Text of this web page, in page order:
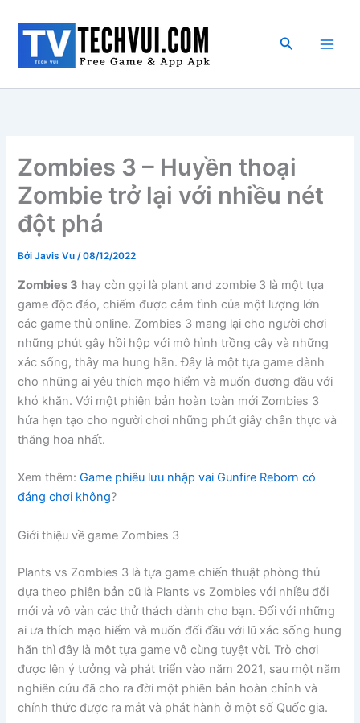
dung
Tìm
Zombies 3 – Huyền thoại
Zombie trở lại với nhiều nét
đột phá
BởiJavis Vu/08/12/2022
Zombies 3 hay còn gọi là plant and zombie 3 là một tựa
game độc đáo, chiếm được cảm tình của một lượng lớn
các game thủ online. Zombies 3 mang lại cho người chơi
những phút gây hồi hộp với mô hình trồng cây và những
xác sống, thây ma hung hãn. Đây là một tựa game dành
cho những ai yêu thích mạo hiểm và muốn đương đầu với
khó khăn. Với một phiên bản hoàn toàn mới Zombies 3
hứa hẹn tạo cho người chơi những phút giây chân thực và
thăng hoa nhất.
Xem thêm:Game phiêu lưu nhập vai Gunfire Reborn có
đáng chơi không?
Giới thiệu về game Zombies 3
Plants vs Zombies 3 là tựa game chiến thuật phòng thủ
dựa theo phiên bản cũ là Plants vs Zombies với nhiều đổi
mới và vô vàn các thử thách dành cho bạn. Đối với những
ai ưa thích mạo hiểm và muốn đối đầu với lũ xác sống hung
hãn thì đây là một tựa game vô cùng tuyệt vời. Trò chơi
được lên ý tưởng và phát triển vào năm 2021, sau một năm
nghiên cứu đã cho ra đời một phiên bản hoàn chỉnh và
chính thức được ra mắt và phát hành ở một số Quốc gia.